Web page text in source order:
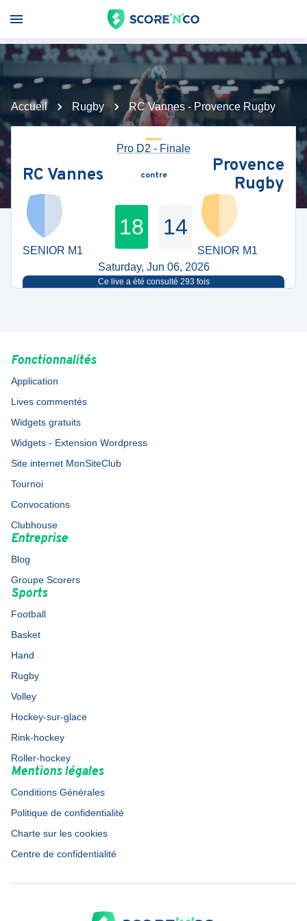
Accueil Rugby RC Vannes - Provence Rugby
Pro D2 - Finale
RC Vannes contre
Provence
Rugby
SENIOR M1
18 14
SENIOR M1
Saturday, Jun 06, 2026
Ce live a été consulté 293 fois
Fonctionnalités
Application
Lives commentés
Widgets gratuits
Widgets - Extension Wordpress
Site internet MonSiteClub
Tournoi
Convocations
Clubhouse
Entreprise
Blog
Groupe Scorers
Sports
Football
Basket
Hand
Rugby
Volley
Hockey-sur-glace
Rink-hockey
Roller-hockey
Mentions légales
Conditions Générales
Politique de confidentialité
Charte sur les cookies
Centre de confidentialité